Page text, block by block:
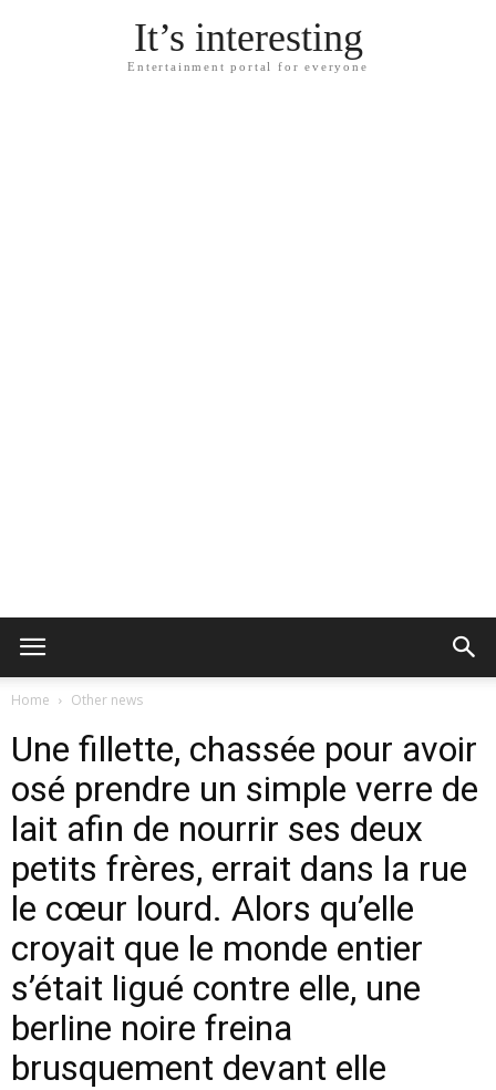
It’s interesting
Entertainment portal for everyone
Home Other news
Une fillette, chassée pour avoir
osé prendre un simple verre de
lait afin de nourrir ses deux
petits frères, errait dans la rue
le cœur lourd. Alors qu’elle
croyait que le monde entier
s’était ligué contre elle, une
berline noire freina
brusquement devant elle